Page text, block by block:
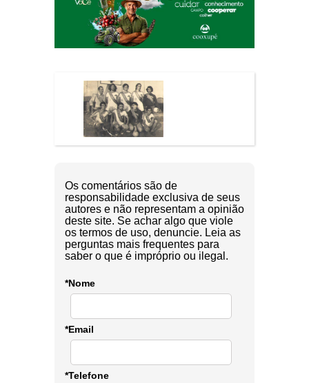
Os comentários são de
responsabilidade exclusiva de seus
autores e não representam a opinião
deste site. Se achar algo que viole
os termos de uso, denuncie. Leia as
perguntas mais frequentes para
saber o que é impróprio ou ilegal.
*Nome
*Email
*Telefone